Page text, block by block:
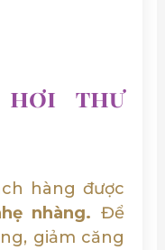
hơi thư
hàng được
nhàng. Để
giảm căng